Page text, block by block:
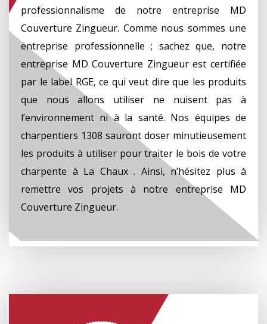
professionnalisme de notre entreprise MD
Couverture Zingueur. Comme nous sommes une
entreprise professionnelle ; sachez que, notre
entreprise MD Couverture Zingueur est certifiée
par le label RGE, ce qui veut dire que les produits
que nous allons utiliser ne nuisent pas à
l’environnement ni à la santé. Nos équipes de
charpentiers 1308 sauront doser minutieusement
les produits à utiliser pour traiter le bois de votre
charpente à La Chaux . Ainsi, n’hésitez plus à
remettre vos projets à notre entreprise MD
Couverture Zingueur.